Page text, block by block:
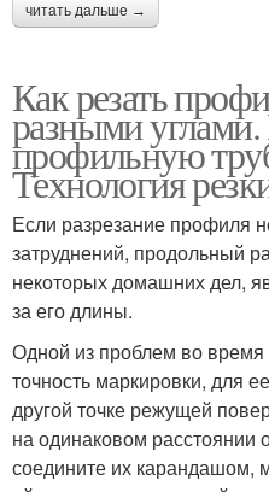
читать дальше →
Как резать
разными углами.
профильную
Технология
Если разрезание профиля
затруднений, продольный
некоторых домашних дел,
за его длины.
Одной из проблем во время
точность маркировки, для
другой точке режущей
на одинаковом расстоянии
соедините их карандашом,